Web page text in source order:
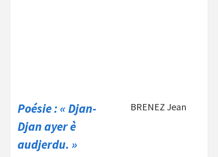
Poésie : « Djan-
Djan ayer è
audjerdu. »
BRENEZ Jean